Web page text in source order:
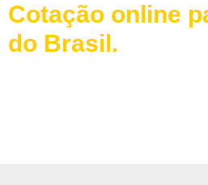
Cotação online
do Brasil.